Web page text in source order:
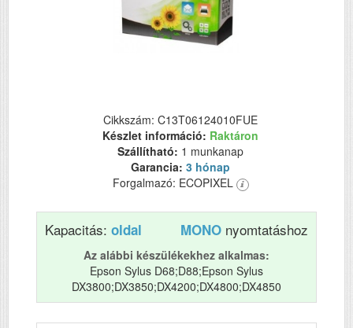
Cikkszám: C13T06124010FUE
Készlet információ: Raktáron
Szállítható: 1 munkanap
Garancia: 3 hónap
Forgalmazó: ECOPIXEL
Kapacitás: oldal MONO nyomtatáshoz
Az alábbi készülékekhez alkalmas:
Epson Sylus D68;D88;Epson Sylus
DX3800;DX3850;DX4200;DX4800;DX4850